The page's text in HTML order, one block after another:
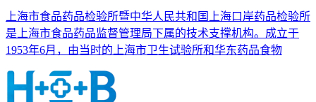
上海市食品药品检验所暨中华人民共和国上海口岸药品检验所
是上海市食品药品监督管理局下属的技术支撑机构。成立于
1953年6月，由当时的上海市卫生试验所和华东药品食物